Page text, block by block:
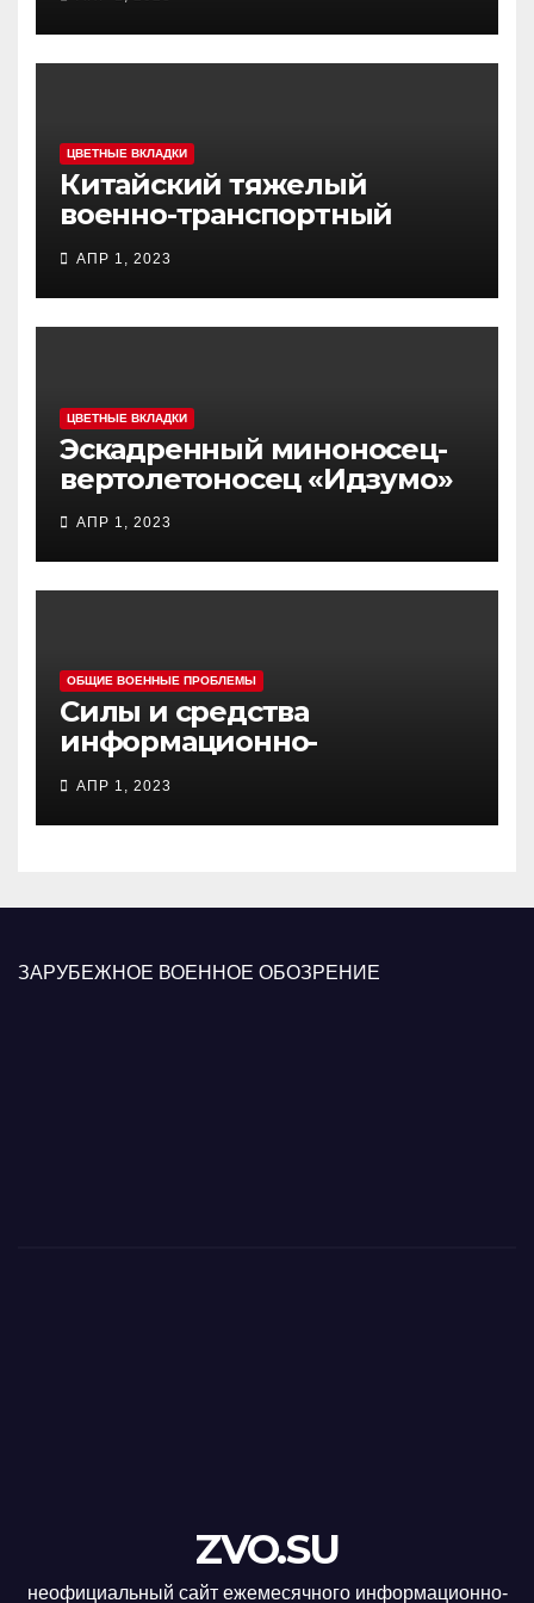
ЦВЕТНЫЕ ВКЛАДКИ
Китайский тяжелый
военно-транспортный
самолет (BTC) Y-20
(«ЮНЬ-20») «Куньпин»
АПР 1, 2023
ЦВЕТНЫЕ ВКЛАДКИ
Эскадренный миноносец-
вертолетоносец «Идзумо»
АПР 1, 2023
ОБЩИЕ ВОЕННЫЕ ПРОБЛЕМЫ
Силы и средства
информационно-
психологических операций
вооруженных сил Украины
АПР 1, 2023
ЗАРУБЕЖНОЕ ВОЕННОЕ ОБОЗРЕНИЕ
ZVO.SU
неофициальный сайт ежемесячного информационно-